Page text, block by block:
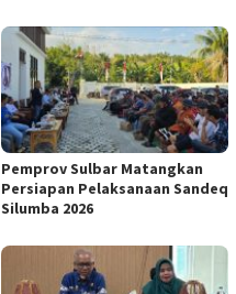
Pemprov Sulbar Matangkan
Persiapan Pelaksanaan Sandeq
Silumba 2026